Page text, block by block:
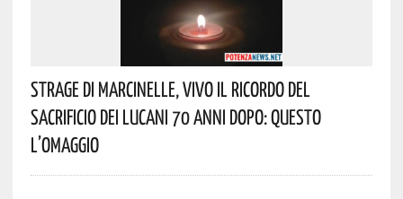
Strage Di Marcinelle, Vivo Il Ricordo Del
Sacrificio Dei Lucani 70 Anni Dopo: Questo
L’omaggio